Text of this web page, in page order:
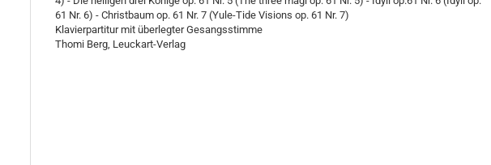
61 Nr. 6) - Christbaum op. 61 Nr. 7 (Yule-Tide Visions op. 61 Nr. 7)
Klavierpartitur mit überlegter Gesangsstimme
Thomi Berg, Leuckart-Verlag